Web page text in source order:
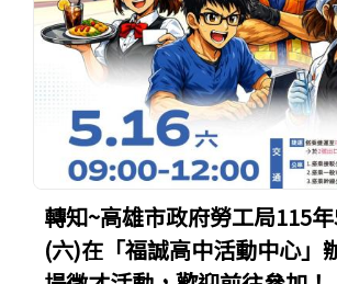
轉知~高雄市政府勞工局115
(六)在「福誠高中活動中心」